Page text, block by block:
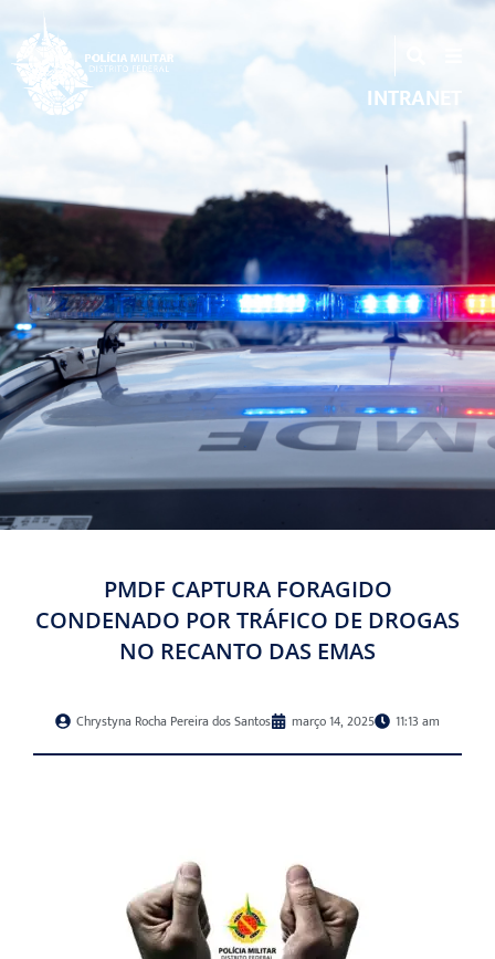
INTRANET
PMDF CAPTURA FORAGIDO
CONDENADO POR TRÁFICO DE DROGAS
NO RECANTO DAS EMAS
Chrystyna Rocha Pereira dos Santos março 14, 2025 11:13 am